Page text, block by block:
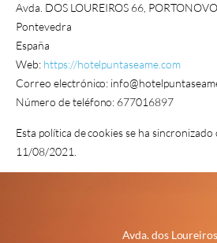
Avda. DOS LOUREIROS 66,
Pontevedra
España
Web: https://hotelpuntaseame.com
Correo electrónico:
Número de teléfono: 677016897
Esta política de cookies se ha sincronizado
11/08/2021.
Avda. dos